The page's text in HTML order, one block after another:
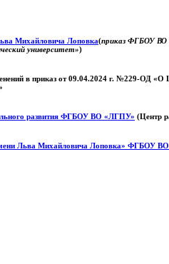
Михайловича Лоповка(приказ ФГБОУ ВО
университет»)
в приказ от 09.04.2024 г. №229-ОД «О
развития ФГБОУ ВО «ЛГПУ» (Центр
Льва Михайловича Лоповка» ФГБОУ